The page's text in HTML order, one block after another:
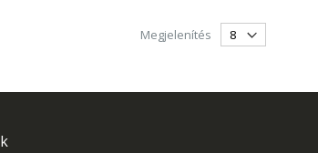
Megjelenítés